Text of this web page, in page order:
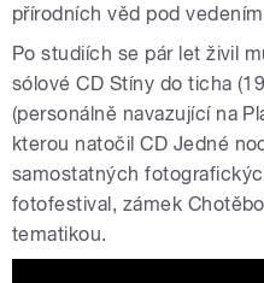
přírodních věd pod
Po studiích se pár let živil
sólové CD Stíny do ticha
(personálně navazující na
kterou natočil CD Jedné
samostatných
fotofestival, zámek
tematikou.